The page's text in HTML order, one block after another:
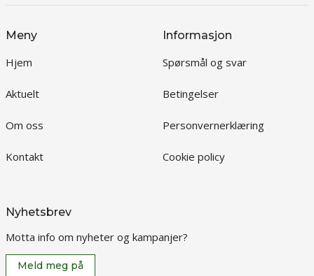
Meny
Hjem
Aktuelt
Om oss
Kontakt
Informasjon
Spørsmål og svar
Betingelser
Personvernerklæring
Cookie policy
Nyhetsbrev
Motta info om nyheter og kampanjer?
Meld meg på